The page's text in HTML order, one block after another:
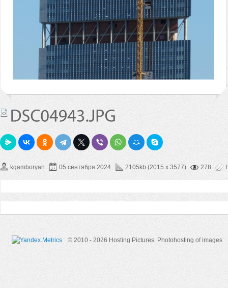
kgamboryan 05 сентября 2024 2105kb (2015 x 3577) 278
© 2010 - 2026 Hosting Pictures. Photohosting of images